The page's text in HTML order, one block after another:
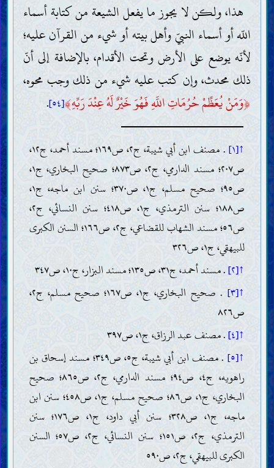
هذا، ولكن لا يجوز ما يفعل الشيعة من كتابة أسماء
اللّه أو أسماء النبيّ وأهل بيته أو شيء من القرآن عليه؛
لأنّه يوضع على الأرض وتحت الأقدام، بالإضافة إلى أنّ
ذلك محدث، وإن كتب عليه شيء من ذلك وجب محوه،
﴿وَمَنْ يُعَظِّمْ حُرُمَاتِ اللَّهِ فَهُوَ خَيْرٌ لَهُ عِنْدَ رَبِّهِ﴾[٥٤] .
↑[١]
. مصنف ابن أبي شيبة، ج٢، ص١٦٩؛ مسند أحمد، ج١٢،
ص٢٠٧؛ مسند الدارمي، ج٢، ص٨٧٣؛ صحيح البخاري، ج١،
ص٩٥؛ صحيح مسلم، ج١، ص٣٧٠؛ سنن ابن ماجه، ج١،
ص١٨٨؛ سنن الترمذي، ج١، ص٤١٨؛ سنن النسائي، ج٢،
ص٥٦؛ مسند الشهاب للقضاعي، ج٢، ص١٦٦؛ السنن الكبرى
للبيهقي، ج١، ص٣٢٦
↑[٢] . مسند أحمد، ج٣١، ص١٣٥؛ مسند البزار، ج١٠، ص٣٤٧
↑[٣]
. صحيح البخاري، ج١، ص١٦٧؛ صحيح مسلم، ج٢،
ص٨٢٦
↑[٤] . مصنف عبد الرزاق، ج١، ص٣٩٧
↑[٥]
. مصنف ابن أبي شيبة، ج٥، ص٣٤٩؛ مسند إسحاق بن
راهويه، ج٤، ص٩٤؛ مسند الدارمي، ج٢، ص٨٦٥؛ صحيح
البخاري، ج١، ص٨٦؛ صحيح مسلم، ج١، ص٤٥٨؛ سنن ابن
ماجه، ج١، ص٣٢٨؛ سنن أبي داود، ج١، ص١٧٦؛ سنن
الترمذي، ج٢، ص١٥١؛ سنن النسائي، ج٢، ص٥٧؛ السنن
الكبرى للبيهقي، ج٢، ص٥٩٠